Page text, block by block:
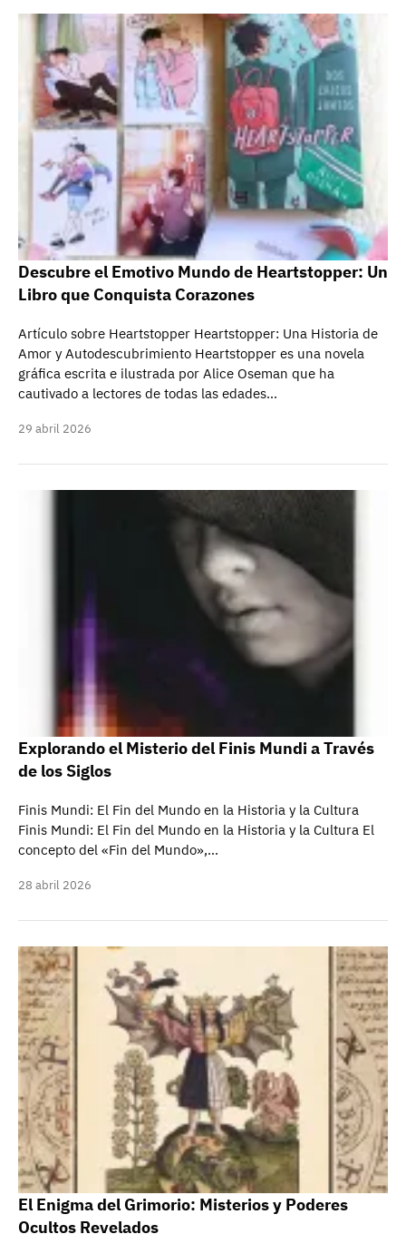
Descubre el Emotivo Mundo de Heartstopper: Un
Libro que Conquista Corazones
Artículo sobre Heartstopper Heartstopper: Una Historia de
Amor y Autodescubrimiento Heartstopper es una novela
gráfica escrita e ilustrada por Alice Oseman que ha
cautivado a lectores de todas las edades…
29 abril 2026
Explorando el Misterio del Finis Mundi a Través
de los Siglos
Finis Mundi: El Fin del Mundo en la Historia y la Cultura
Finis Mundi: El Fin del Mundo en la Historia y la Cultura El
concepto del «Fin del Mundo»,…
28 abril 2026
El Enigma del Grimorio: Misterios y Poderes
Ocultos Revelados